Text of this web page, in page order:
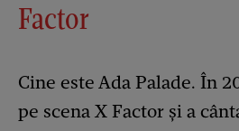
Factor
Cine este Ada Palade. În
pe scena X Factor și a